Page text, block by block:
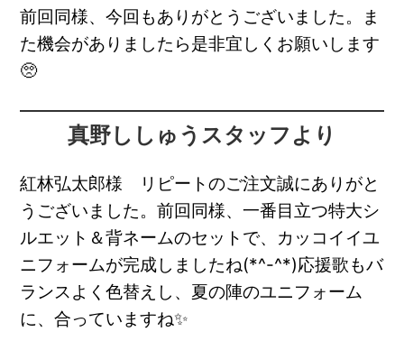
前回同様、今回もありがとうございました。ま
た機会がありましたら是非宜しくお願いします
🥺
真野ししゅうスタッフより
紅林弘太郎様 リピートのご注文誠にありがと
うございました。前回同様、一番目立つ特大シ
ルエット＆背ネームのセットで、カッコイイユ
ニフォームが完成しましたね(*^-^*)応援歌もバ
ランスよく色替えし、夏の陣のユニフォーム
に、合っていますね✨